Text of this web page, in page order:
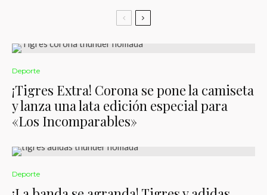
Deporte
¡Tigres Extra! Corona se pone la camiseta
y lanza una lata edición especial para
«Los Incomparables»
Deporte